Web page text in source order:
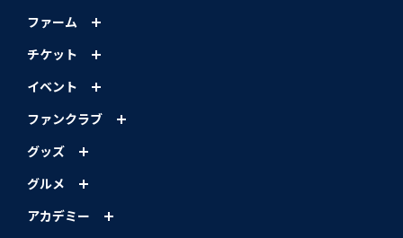
ファーム
チケット
イベント
ファンクラブ
グッズ
グルメ
アカデミー